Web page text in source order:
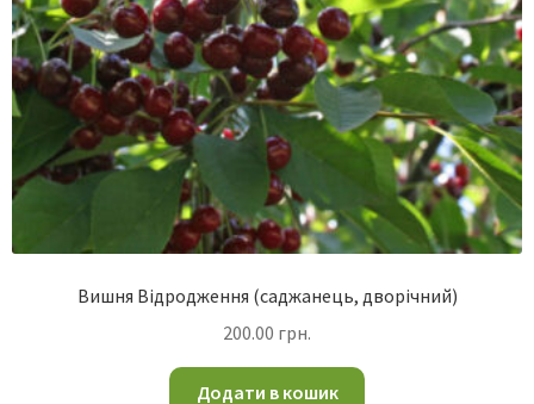
Вишня Відродження (саджанець, дворічний)
200.00 грн.
Додати в кошик